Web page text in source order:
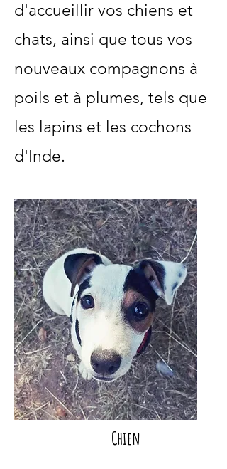
d'accueillir vos chiens et
chats, ainsi que tous vos
nouveaux compagnons à
poils et à plumes, tels que
les lapins et les cochons
d'Inde.
Chien